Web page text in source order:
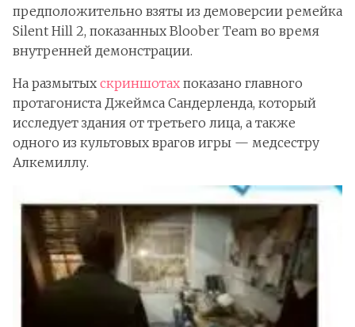
предположительно взяты из демоверсии ремейка
Silent Hill 2, показанных Bloober Team во время
внутренней демонстрации.
На размытых скриншотах показано главного
протагониста Джеймса Сандерленда, который
исследует здания от третьего лица, а также
одного из культовых врагов игры — медсестру
Алкемиллу.